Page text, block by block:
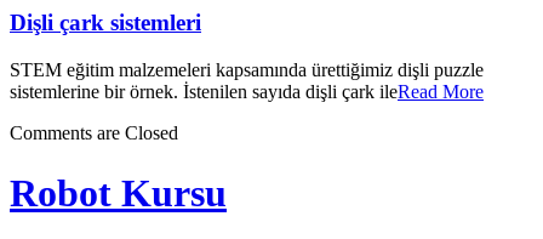
Dişli çark sistemleri
STEM eğitim malzemeleri kapsamında ürettiğimiz dişli puzzle
sistemlerine bir örnek. İstenilen sayıda dişli çark ileRead More
Comments are Closed
Robot Kursu